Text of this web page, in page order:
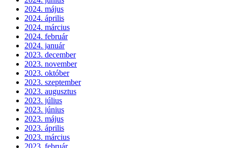
2024. május
2024. április
2024. március
2024. február
2024. január
2023. december
2023. november
2023. október
2023. szeptember
2023. augusztus
2023. július
2023. június
2023. május
2023. április
2023. március